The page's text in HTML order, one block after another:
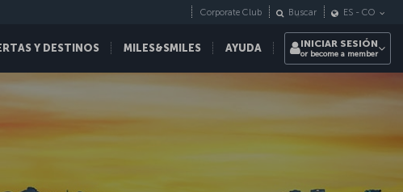
Y DESTINOS MILES&SMILES AYUDA
Corporate Club Buscar ES - CO
INICIAR SESIÓN
or become a member